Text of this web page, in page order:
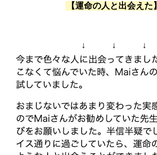
【運命の人と出会えた】
↓ ↓ ↓